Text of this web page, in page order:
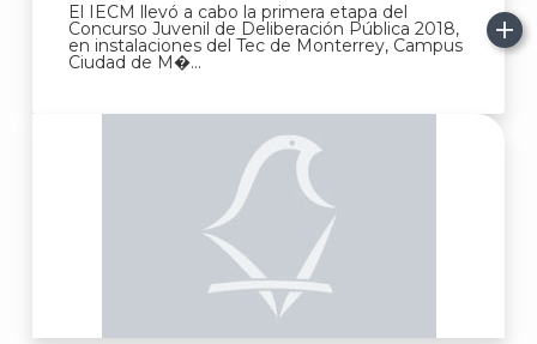
El IECM llevó a cabo la primera etapa del
Concurso Juvenil de Deliberación Pública 2018,
en instalaciones del Tec de Monterrey, Campus
Ciudad de M�...